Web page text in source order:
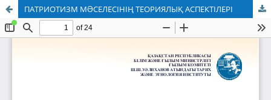
ПАТРИОТИЗМ МƏСЕЛЕСІНІҢ ТЕОРИЯЛЫҚ АСПЕКТІЛЕРІ